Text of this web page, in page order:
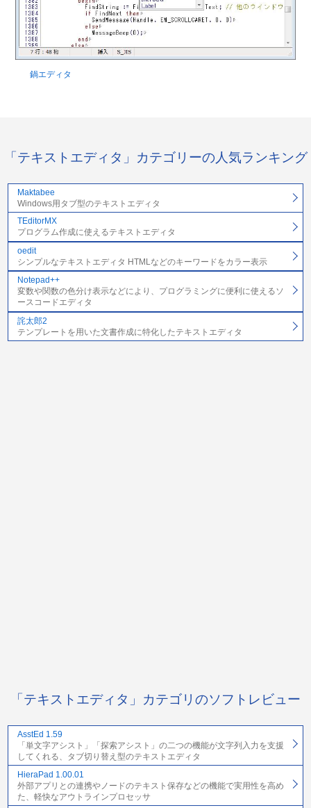
鍋エディタ
「テキストエディタ」カテゴリーの人気ランキング
Maktabee
Windows用タブ型のテキストエディタ
TEditorMX
プログラム作成に使えるテキストエディタ
oedit
シンプルなテキストエディタ HTMLなどのキーワードをカラー表示
Notepad++
変数や関数の色分け表示などにより、プログラミングに便利に使えるソ
ースコードエディタ
詫太郎2
テンプレートを用いた文書作成に特化したテキストエディタ
「テキストエディタ」カテゴリのソフトレビュー
AsstEd 1.59
「単文字アシスト」「探索アシスト」の二つの機能が文字列入力を支援
してくれる、タブ切り替え型のテキストエディタ
HieraPad 1.00.01
外部アプリとの連携やノードのテキスト保存などの機能で実用性を高め
た、軽快なアウトラインプロセッサ